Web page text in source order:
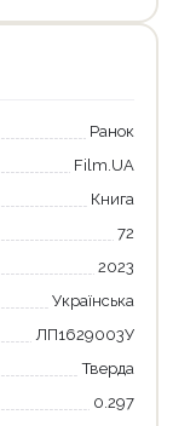
Ранок
Film.UA
Книга
72
2023
Українська
ЛП1629003У
Тверда
0.297